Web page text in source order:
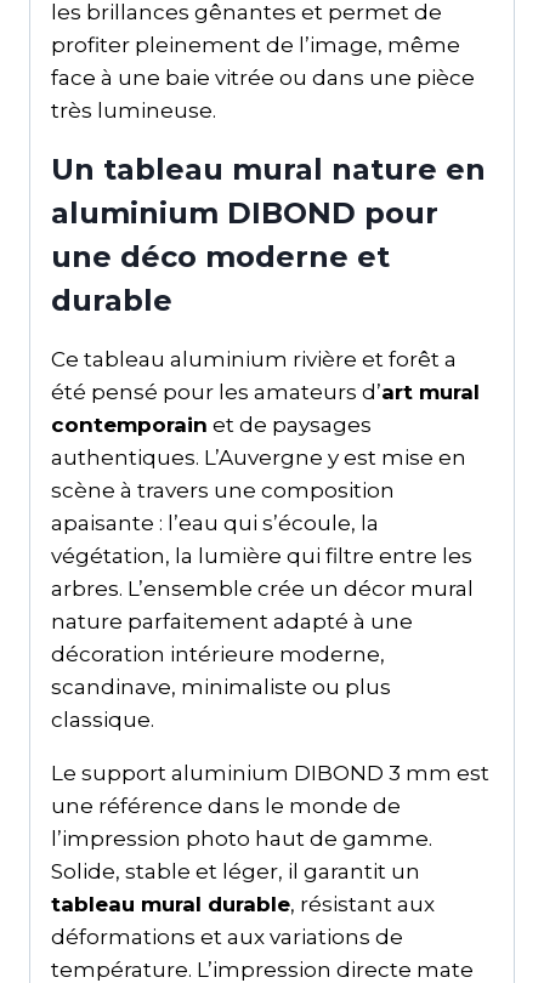
les brillances gênantes et permet de
profiter pleinement de l’image, même
face à une baie vitrée ou dans une pièce
très lumineuse.
Un tableau mural nature en
aluminium DIBOND pour
une déco moderne et
durable
Ce tableau aluminium rivière et forêt a
été pensé pour les amateurs d’art mural
contemporain et de paysages
authentiques. L’Auvergne y est mise en
scène à travers une composition
apaisante : l’eau qui s’écoule, la
végétation, la lumière qui filtre entre les
arbres. L’ensemble crée un décor mural
nature parfaitement adapté à une
décoration intérieure moderne,
scandinave, minimaliste ou plus
classique.
Le support aluminium DIBOND 3 mm est
une référence dans le monde de
l’impression photo haut de gamme.
Solide, stable et léger, il garantit un
tableau mural durable, résistant aux
déformations et aux variations de
température. L’impression directe mate